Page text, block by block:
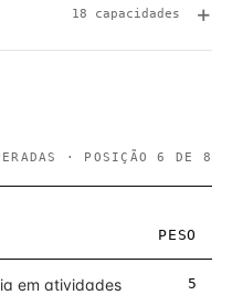
18 capacidades
· POSIÇÃO 6 DE 8
PESO
em atividades
5